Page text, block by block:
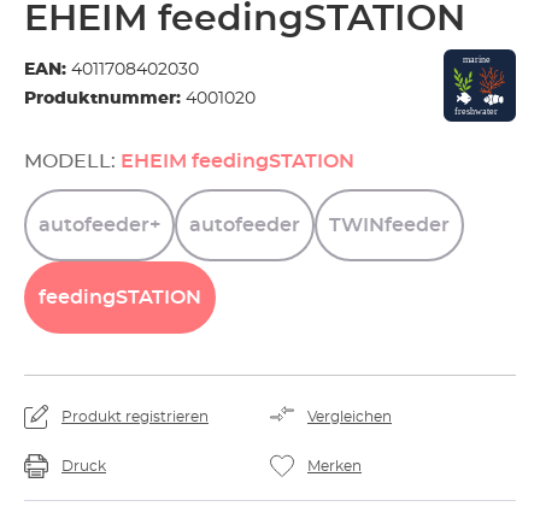
EHEIM feedingSTATION
EAN: 4011708402030
Produktnummer: 4001020
MODELL: EHEIM feedingSTATION
autofeeder+ autofeeder TWINfeeder
feedingSTATION
Produkt registrieren Vergleichen
Druck Merken